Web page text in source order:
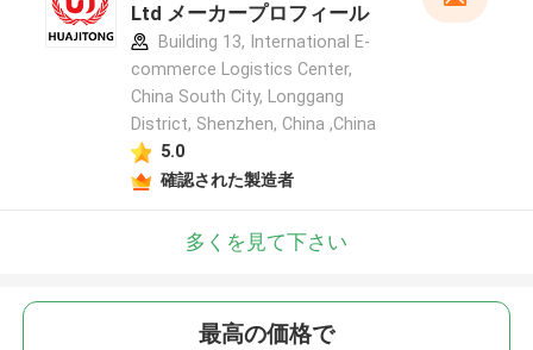
Ltd メーカープロフィール
Building 13, International E-
commerce Logistics Center,
China South City, Longgang
District, Shenzhen, China ,China
5.0
確認された製造者
多くを見て下さい
最高の価格で